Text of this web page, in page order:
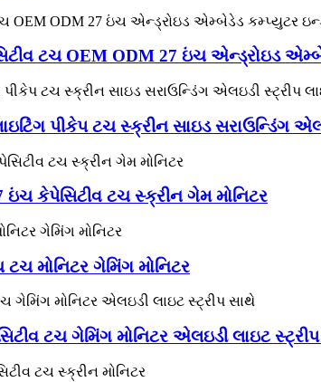
ટચ OEM ODM 27 ઇંચ એન્ડ્રોઇડ
પીકેપ ટચ સ્ક્રીન સાઇડ સરાઉન્ડિંગ
કેપેસિટીવ ટચ સ્ક્રીન ગેમ મોનિટર
મોનિટર ગેમિંગ મોનિટર
ટચ ગેમિંગ મોનિટર એલઇડી લાઇટ